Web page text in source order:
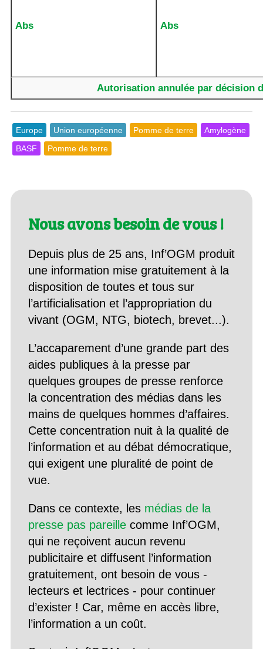
Abs Abs
Autorisation annulée par décision
Europe Union européenne Pomme de terre
Amylogène
BASF
Pomme de terre
Nous avons besoin de vous !
Depuis plus de 25 ans, Inf’OGM produit
une information mise gratuitement à la
disposition de toutes et tous sur
l’artificialisation et l’appropriation du
vivant (OGM, NTG, biotech, brevet...).
L’accaparement d’une grande part des
aides publiques à la presse par
quelques groupes de presse renforce
la concentration des médias dans les
mains de quelques hommes d’affaires.
Cette concentration nuit à la qualité de
l’information et au débat démocratique,
qui exigent une pluralité de point de
vue.
Dans ce contexte, les médias de la
presse pas pareillecomme Inf’OGM,
qui ne reçoivent aucun revenu
publicitaire et diffusent l’information
gratuitement, ont besoin de vous -
lecteurs et lectrices - pour continuer
d’exister ! Car, même en accès libre,
l’information a un coût.